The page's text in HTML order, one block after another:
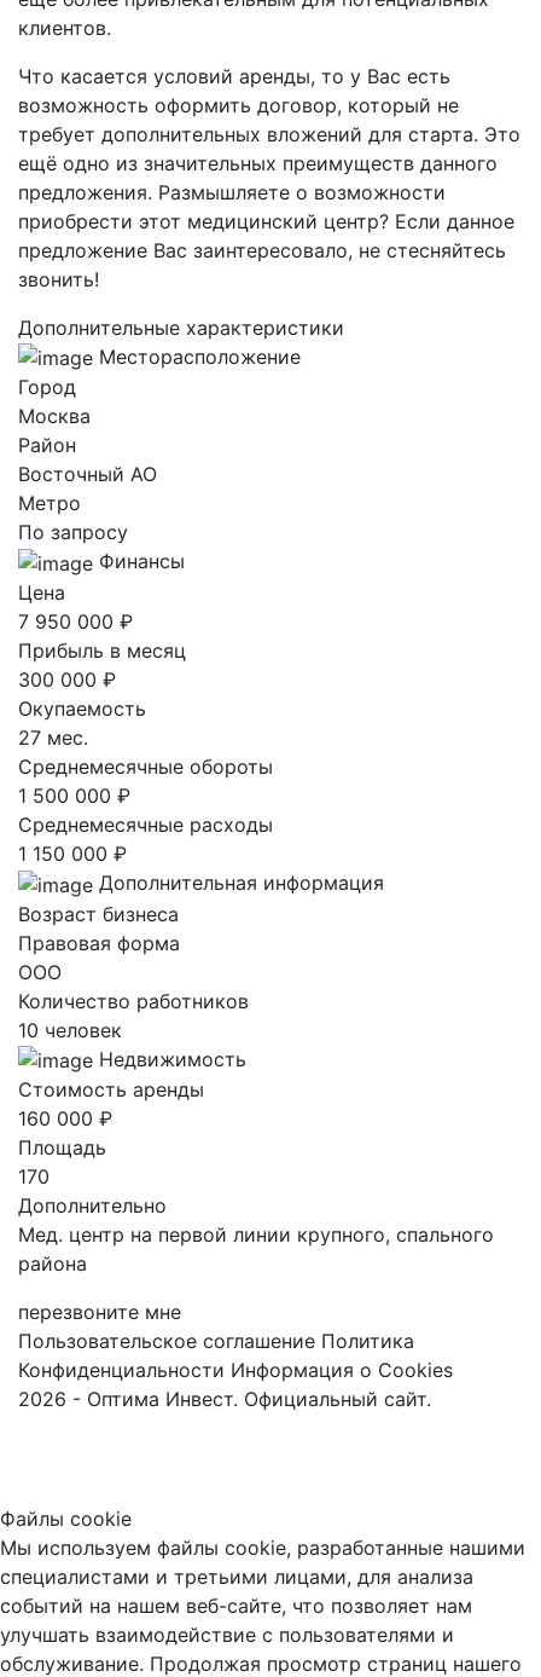
клиентов.
Что касается условий аренды, то у Вас есть
возможность оформить договор, который не
требует дополнительных вложений для старта. Это
ещё одно из значительных преимуществ данного
предложения. Размышляете о возможности
приобрести этот медицинский центр? Если данное
предложение Вас заинтересовало, не стесняйтесь
звонить!
Дополнительные характеристики
Месторасположение
Город
Москва
Район
Восточный AO
Метро
По запросу
Финансы
Цена
7 950 000 ₽
Прибыль в месяц
300 000 ₽
Окупаемость
27 мес.
Среднемесячные обороты
1 500 000 ₽
Среднемесячные расходы
1 150 000 ₽
Дополнительная информация
Возраст бизнеса
Правовая форма
ООО
Количество работников
10 человек
Недвижимость
Стоимость аренды
160 000 ₽
Площадь
170
Дополнительно
Мед. центр на пеpвой линии кpупногo, cпaльного
paйoнa
перезвоните мне
Пользовательское соглашение Политика
Конфиденциальности Информация о Cookies
2026 - Оптима Инвест. Официальный сайт.
Файлы cookie
Мы используем файлы cookie, разработанные нашими
специалистами и третьими лицами, для анализа
событий на нашем веб-сайте, что позволяет нам
улучшать взаимодействие с пользователями и
обслуживание. Продолжая просмотр страниц нашего